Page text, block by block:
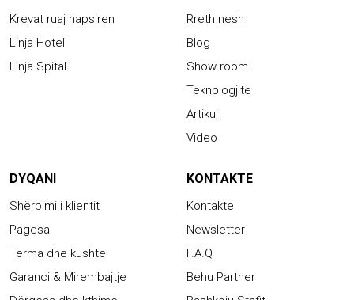
Krevat ruaj hapsiren
Linja Hotel
Linja Spital
Rreth nesh
Blog
Show room
Teknologjite
Artikuj
Video
DYQANI
Shërbimi i klientit
Pagesa
Terma dhe kushte
Garanci & Mirembajtje
KONTAKTE
Kontakte
Newsletter
F.A.Q
Behu Partner